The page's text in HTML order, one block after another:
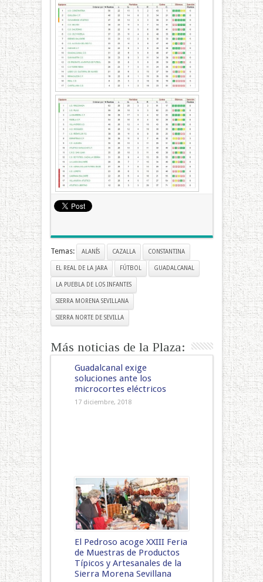
Temas: ALANÍS CAZALLA CONSTANTINA
EL REAL DE LA JARA FÚTBOL GUADALCANAL
LA PUEBLA DE LOS INFANTES
SIERRA MORENA SEVILLANA
SIERRA NORTE DE SEVILLA
Más noticias de la Plaza:
Guadalcanal exige
soluciones ante los
microcortes eléctricos
17 diciembre, 2018
El Pedroso acoge XXIII Feria
de Muestras de Productos
Típicos y Artesanales de la
Sierra Morena Sevillana